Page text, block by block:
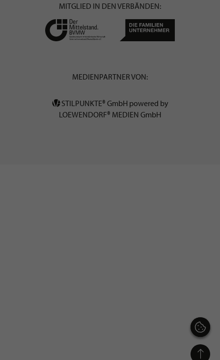
MITGLIED IN DEN VERBÄNDEN:
MEDIENPARTNER VON:
STILPUNKTE® GmbH powered by
LOEWENDORF® MEDIEN GmbH